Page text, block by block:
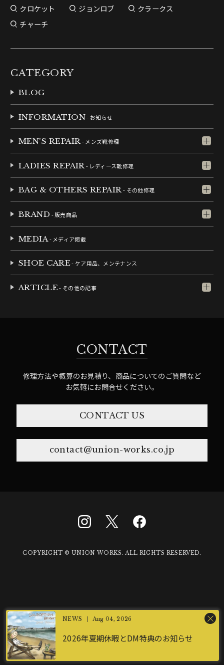
Aug 04, 2026
2026年夏期休暇とDM特典のお知らせ
クロケット
ジョンロブ
クラークス
チャーチ
CATEGORY
BLOG
INFORMATION- お知らせ
MEN'S REPAIR- メンズ靴修理
LADIES REPAIR - レディース靴修理
BAG & OTHERS REPAIR- その他修理
BRAND - 販売商品
MEDIA- メディア掲載
SHOE CARE- ケア用品、メンテナンス
ARTICLE- その他の記事
CONTACT
修理方法や概算のお見積り、商品についてのご質問など
お気軽にお問合せください。
CONTACT US
contact@union-works.co.jp
COPYRIGHT © UNION WORKS. ALL RIGHTS RESERVED.